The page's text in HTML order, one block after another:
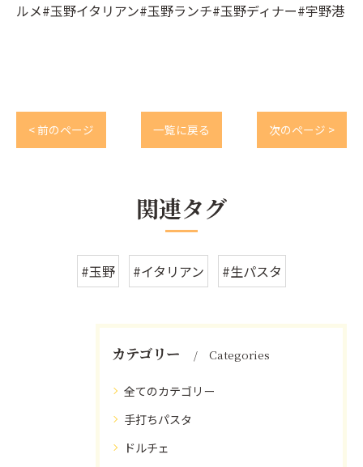
ルメ#玉野イタリアン#玉野ランチ#玉野ディナー#宇野港
< 前のページ 一覧に戻る 次のページ >
関連タグ
#玉野 #イタリアン #生パスタ
カテゴリー Categories
全てのカテゴリー
手打ちパスタ
ドルチェ